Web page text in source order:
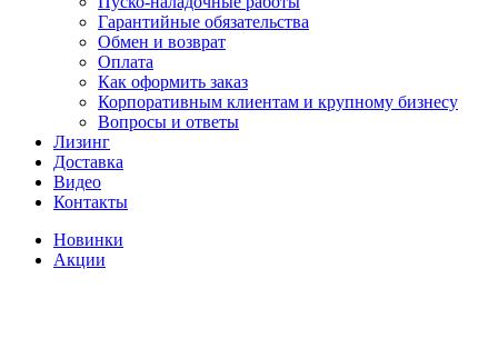
Гарантийные обязательства
Обмен и возврат
Оплата
Как оформить заказ
Корпоративным клиентам и крупному бизнесу
Вопросы и ответы
Лизинг
Доставка
Видео
Контакты
Новинки
Акции